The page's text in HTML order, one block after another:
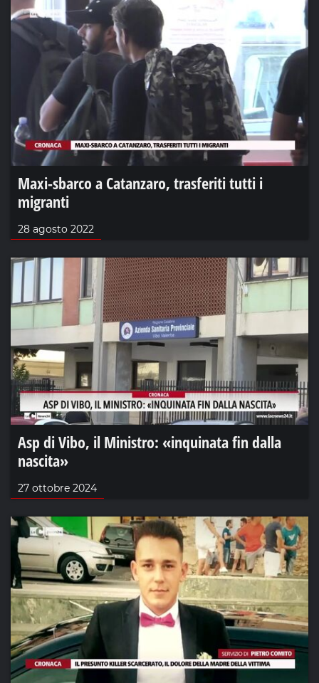
Maxi-sbarco a Catanzaro, trasferiti tutti i
migranti
28 agosto 2022
Asp di Vibo, il Ministro: «inquinata fin dalla
nascita»
27 ottobre 2024